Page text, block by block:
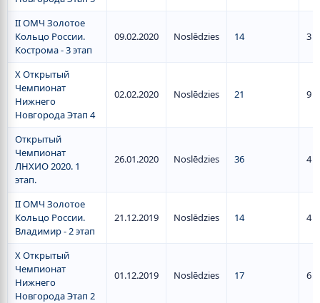
II ОМЧ Золотое
Кольцо России.
Кострома - 3 этап
09.02.2020 Noslēdzies 14 3
X Открытый
Чемпионат
Нижнего
Новгорода Этап 4
02.02.2020 Noslēdzies 21 9
Открытый
Чемпионат
ЛНХИО 2020. 1
этап.
26.01.2020 Noslēdzies 36 4
II ОМЧ Золотое
Кольцо России.
Владимир - 2 этап
21.12.2019 Noslēdzies 14 4
X Открытый
Чемпионат
Нижнего
Новгорода Этап 2
01.12.2019 Noslēdzies 17 6